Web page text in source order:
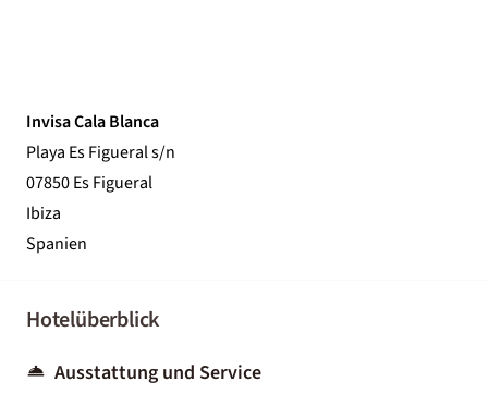
Invisa Cala Blanca
Playa Es Figueral s/n
07850 Es Figueral
Ibiza
Spanien
Hotelüberblick
Ausstattung und Service